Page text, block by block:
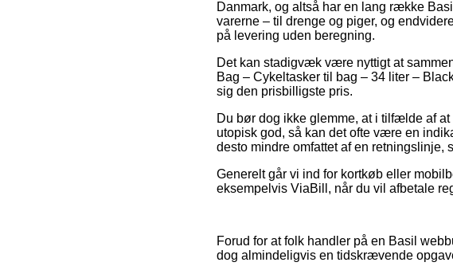
Danmark, og altså har en lang række
varerne – til drenge og piger, og
på levering uden beregning.
Det kan stadigvæk være nyttigt at
Bag – Cykeltasker til bag – 34 liter –
sig den prisbilligste pris.
Du bør dog ikke glemme, at i tilfælde af
utopisk god, så kan det ofte være en
desto mindre omfattet af en retningslinje,
Generelt går vi ind for kortkøb eller
eksempelvis ViaBill, når du vil afbetale
Forud for at folk handler på en Basil
dog almindeligvis en tidskrævende